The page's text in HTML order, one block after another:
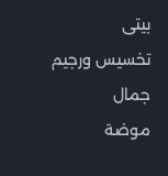
بيتى
تخسيس ورجيم
جمال
موضة